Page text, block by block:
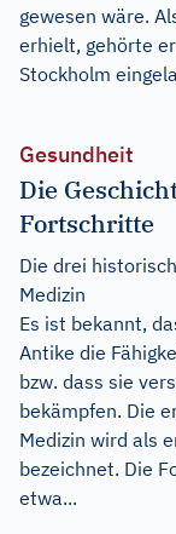
gewesen wäre.
erhielt, gehörte
Stockholm
Gesundheit
Die
Fortschritte
Die drei
Medizin
Es ist bekannt,
Antike die
bzw. dass sie
bekämpfen. Die
Medizin wird als
bezeichnet. Die
etwa...